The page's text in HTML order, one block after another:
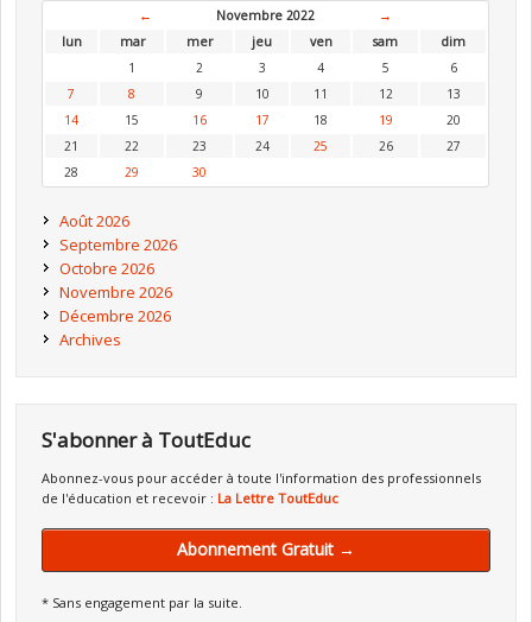
← Novembre 2022
→
lun
mar mer jeu ven sam
dim
1
2 3 4 5
6
7
8 9 10 11 12
13
14
15 16 17 18 19
20
21
22 23 24 25 26
27
28
29 30
Août 2026
Septembre 2026
Octobre 2026
Novembre 2026
Décembre 2026
Archives
S'abonner à ToutEduc
Abonnez-vous pour accéder à toute l'information des professionnels
de l'éducation et recevoir : La Lettre ToutEduc
Abonnement Gratuit →
* Sans engagement par la suite.